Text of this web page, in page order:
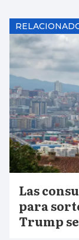
Las
para
Trump